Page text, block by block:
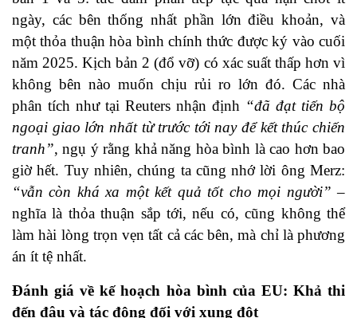
ngày, các bên thống nhất phần lớn điều khoản, và
một thỏa thuận hòa bình chính thức được ký vào cuối
năm 2025. Kịch bản 2 (đổ vỡ) có xác suất thấp hơn vì
không bên nào muốn chịu rủi ro lớn đó. Các nhà
phân tích như tại Reuters nhận định “đã đạt tiến bộ
ngoại giao lớn nhất từ trước tới nay để kết thúc chiến
tranh”, ngụ ý rằng khả năng hòa bình là cao hơn bao
giờ hết. Tuy nhiên, chúng ta cũng nhớ lời ông Merz:
“vẫn còn khá xa một kết quả tốt cho mọi người” –
nghĩa là thỏa thuận sắp tới, nếu có, cũng không thể
làm hài lòng trọn vẹn tất cả các bên, mà chỉ là phương
án ít tệ nhất.
Đánh giá về kế hoạch hòa bình của EU: Khả thi
đến đâu và tác động đối với xung đột